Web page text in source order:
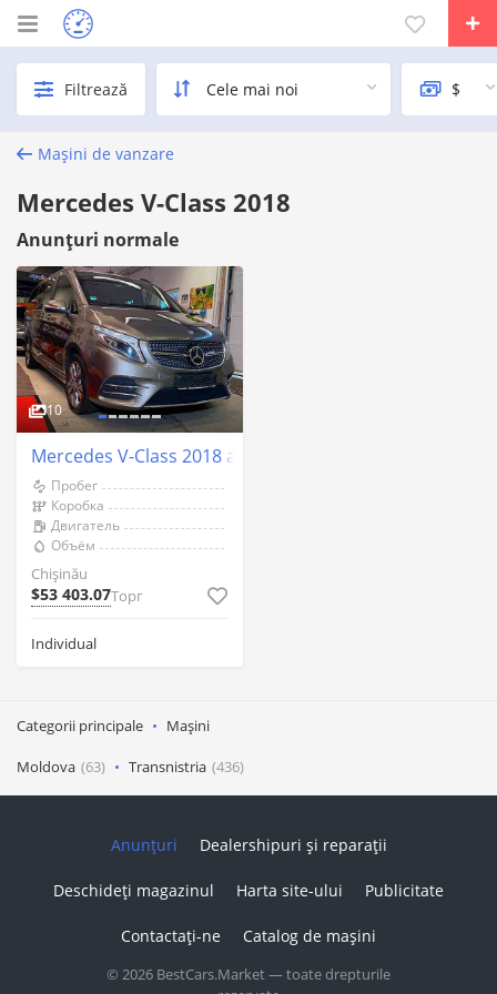
Filtrează
Mașini de vanzare
Mercedes V-Class 2018
Anunțuri normale
10
Mercedes V-Class 2018 an Chişinău
Пробег
Коробка
Двигатель
Объём
Chişinău
$53 403.07Торг
Individual
Categorii principale Mașini
Moldova (63) Transnistria (436)
© 2026 BestCars.Market — toate drepturile
Anunțuri Dealershipuri și reparații
Deschideți magazinul Harta site-ului Publicitate
Contactați-ne Catalog de mașini